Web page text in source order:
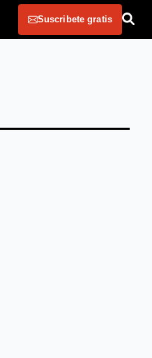
Suscribete gratis